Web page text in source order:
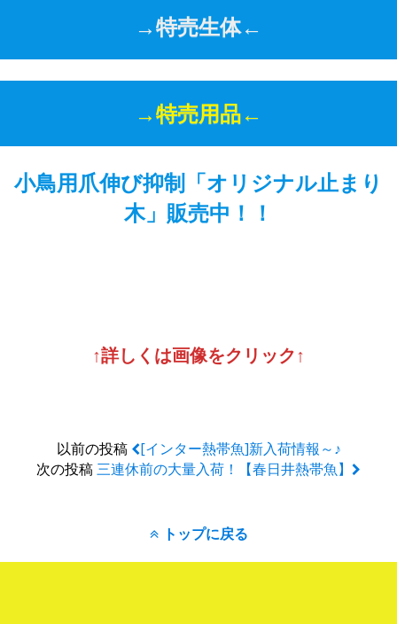
→特売生体←
→特売用品←
小鳥用爪伸び抑制「オリジナル止まり
木」販売中！！
↑詳しくは画像をクリック↑
以前の投稿
[インター熱帯魚]新入荷情報～♪
次の投稿三連休前の大量入荷！【春日井熱帯魚】
トップに戻る